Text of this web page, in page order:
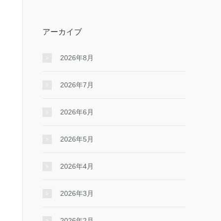
アーカイブ
2026年8月
2026年7月
2026年6月
2026年5月
2026年4月
2026年3月